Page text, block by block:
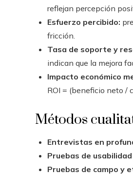
reflejan percepción
Esfuerzo percibido:
fricción.
Tasa de soporte y
indican que la mejora
Impacto económico
ROI = (beneficio neto /
Métodos
Entrevistas en
Pruebas de
Pruebas de campo y